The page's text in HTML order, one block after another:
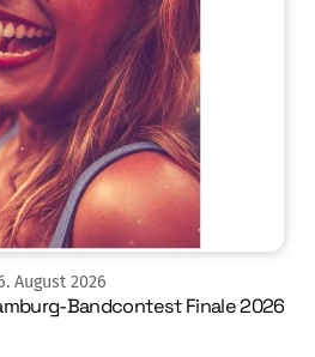
. August 2026
Bandcontest Finale 2026